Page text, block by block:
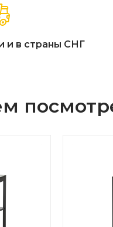
и в страны СНГ